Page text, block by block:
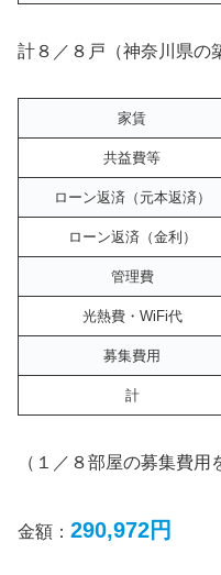
計８／８戸（神奈川県の
家賃
共益費等
ローン返済（元本返済）
ローン返済（金利）
管理費
光熱費・WiFi代
募集費用
計
（１／８部屋の募集費用
金額： 290,972円